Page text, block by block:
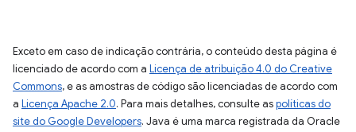
Exceto em caso de indicação contrária, o conteúdo desta página é
licenciado de acordo com a Licença de atribuição 4.0 do Creative
Commons, e as amostras de código são licenciadas de acordo com
a Licença Apache 2.0. Para mais detalhes, consulte aspolíticas do
site do Google Developers. Java é uma marca registrada da Oracle